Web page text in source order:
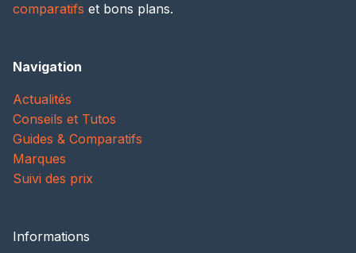
comparatifs et bons plans.
Navigation
Actualités
Conseils et Tutos
Guides & Comparatifs
Marques
Suivi des prix
Informations